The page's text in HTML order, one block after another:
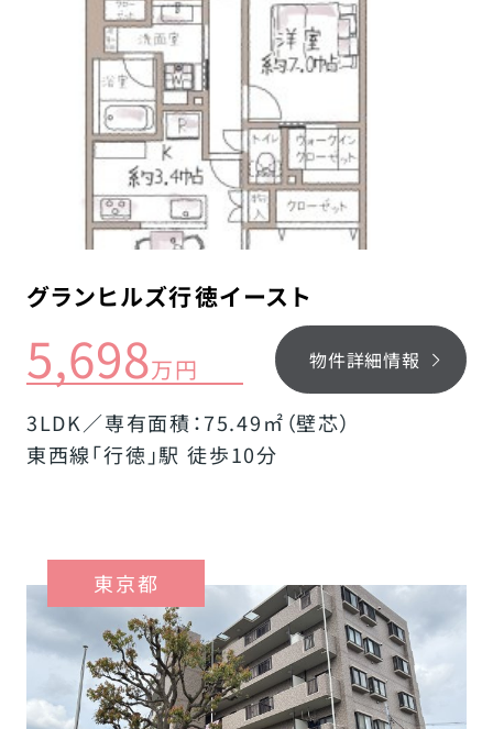
グランヒルズ行徳イースト
5,698万円 物件詳細情報
3LDK／専有面積：75.49㎡（壁芯）
東西線「行徳」駅 徒歩10分
東京都